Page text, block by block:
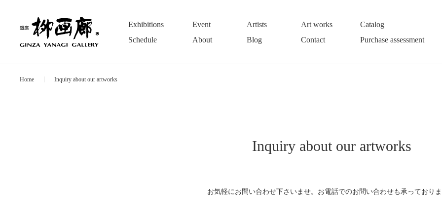
Exhibitions Event Artists Art works
Catalog
Schedule
About Blog Contact Purchase assessment
Home Inquiry about our artworks
Inquiry about our artworks
お気軽にお問い合わせ下さいませ。お電話でのお問い合わせも承っており